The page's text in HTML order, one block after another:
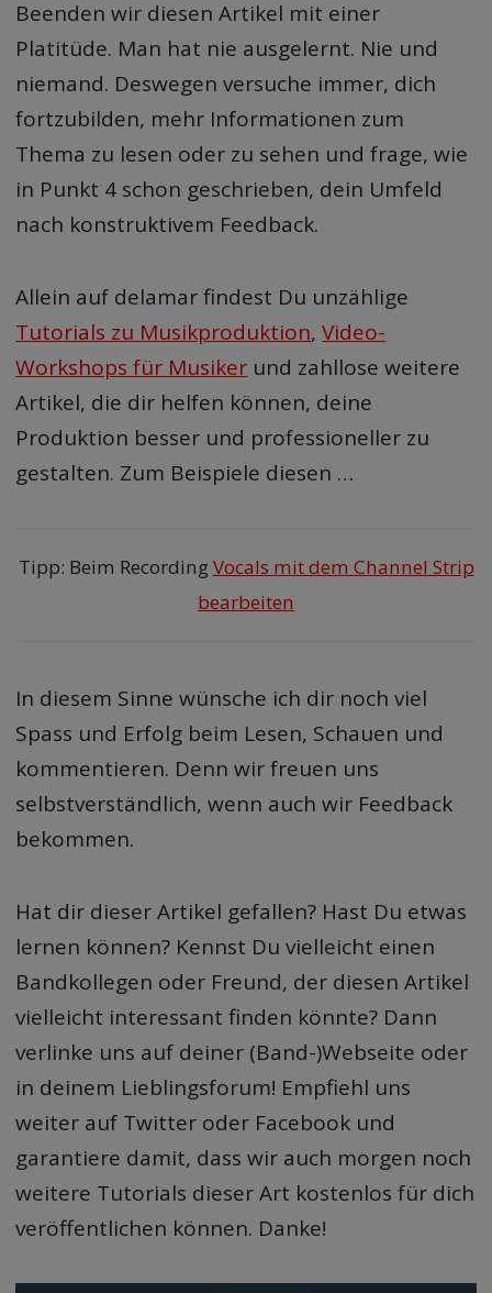
Beenden wir diesen Artikel mit einer
Platitüde. Man hat nie ausgelernt. Nie und
niemand. Deswegen versuche immer, dich
fortzubilden, mehr Informationen zum
Thema zu lesen oder zu sehen und frage, wie
in Punkt 4 schon geschrieben, dein Umfeld
nach konstruktivem Feedback.
Allein auf delamar findest Du unzählige
Tutorials zu Musikproduktion,Video-
Workshops für Musiker und zahllose weitere
Artikel, die dir helfen können, deine
Produktion besser und professioneller zu
gestalten. Zum Beispiele diesen …
Tipp: Beim RecordingVocals mit dem Channel Strip
bearbeiten
In diesem Sinne wünsche ich dir noch viel
Spass und Erfolg beim Lesen, Schauen und
kommentieren. Denn wir freuen uns
selbstverständlich, wenn auch wir Feedback
bekommen.
Hat dir dieser Artikel gefallen? Hast Du etwas
lernen können? Kennst Du vielleicht einen
Bandkollegen oder Freund, der diesen Artikel
vielleicht interessant finden könnte? Dann
verlinke uns auf deiner (Band-)Webseite oder
in deinem Lieblingsforum! Empfiehl uns
weiter auf Twitter oder Facebook und
garantiere damit, dass wir auch morgen noch
weitere Tutorials dieser Art kostenlos für dich
veröffentlichen können. Danke!